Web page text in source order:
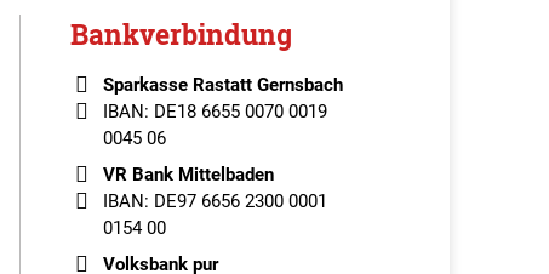
Bankverbindung
Sparkasse Rastatt Gernsbach
IBAN: DE18 6655 0070 0019
0045 06
VR Bank Mittelbaden
IBAN: DE97 6656 2300 0001
0154 00
Volksbank pur